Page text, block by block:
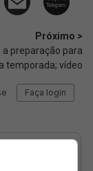
Próximo >
a preparação para
temporada; vídeo